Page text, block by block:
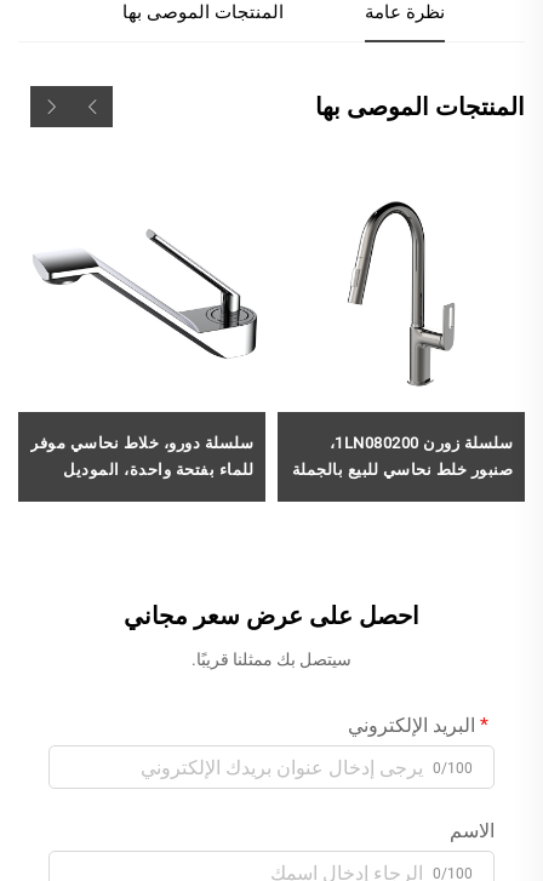
نظرة عامة المنتجات الموصى بها
المنتجات الموصى بها
سلسلة زورن 1LN080200،
صنبور خلط نحاسي للبيع بالجملة
سلسلة دورو، خلاط نحاسي موفر
للماء بفتحة واحدة، الموديل
احصل على عرض سعر مجاني
سيتصل بك ممثلنا قريبًا.
البريد الإلكتروني
0/100
الاسم
0/100